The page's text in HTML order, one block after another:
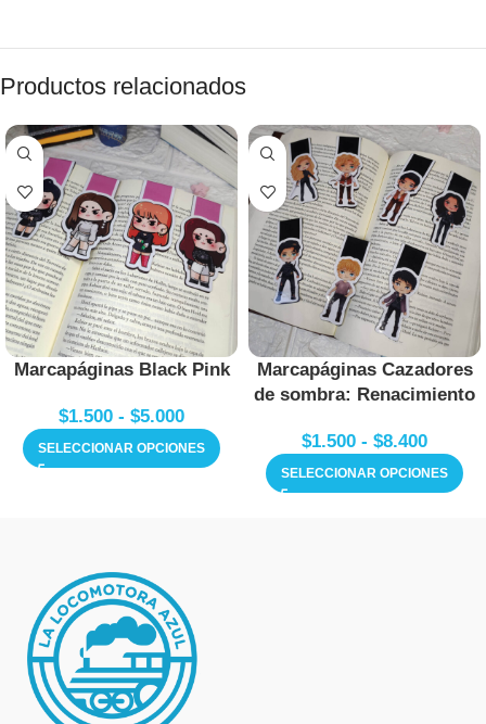
Productos relacionados
Marcapáginas Black Pink
$1.500 - $5.000
SELECCIONAR OPCIONES
Marcapáginas Cazadores
de sombra: Renacimiento
$1.500 - $8.400
SELECCIONAR OPCIONES